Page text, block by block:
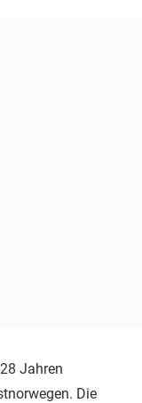
Jahren
Die